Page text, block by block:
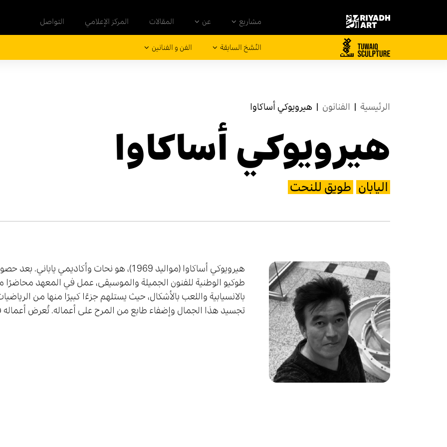
مشاريع عن المقالات المركز الإعلامي التواصل
النُسَّخ السابقة الفن و الفنانين
الرئيسية | الفنانون | هيرويوكي أساكاوا
هيرويوكي أساكاوا
اليابان طويق للنحت
هيرويوكي أساكاوا (مواليد 1969)، هو نحات
بالانسيابية واللعب بالأشكال، حيث يستلهم جزءًا كبيرًا منها من
تجسيد هذا الجمال وإضفاء طابع من المرح على أعماله. تُعرض